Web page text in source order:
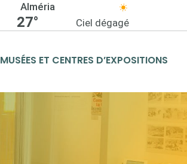
Alméria
27° Ciel dégagé
MUSÉES ET CENTRES D’EXPOSITIONS